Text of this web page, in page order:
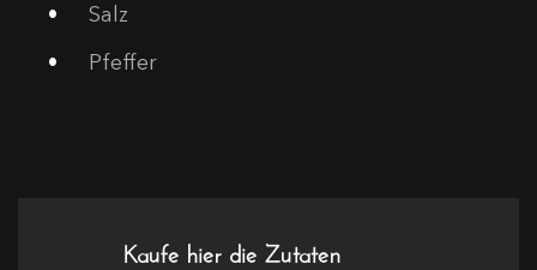
Salz
Pfeffer
Kaufe hier die Zutaten